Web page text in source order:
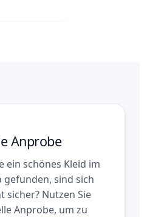
Anprobe
ein schönes Kleid im
gefunden, sind sich
sicher? Nutzen Sie
Anprobe, um zu